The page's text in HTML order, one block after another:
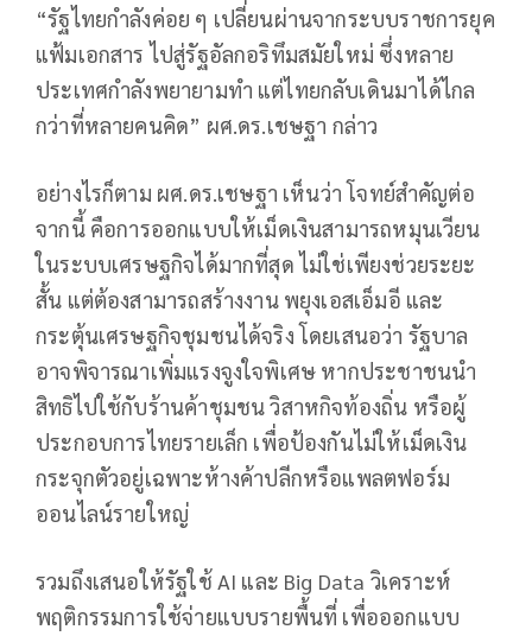
“รัฐไทยกำลังค่อย ๆ เปลี่ยนผ่านจากระบบราชการยุค
แฟ้มเอกสาร ไปสู่รัฐอัลกอริทึมสมัยใหม่ ซึ่งหลาย
ประเทศกำลังพยายามทำ แต่ไทยกลับเดินมาได้ไกล
กว่าที่หลายคนคิด” ผศ.ดร.เชษฐา กล่าว
อย่างไรก็ตาม ผศ.ดร.เชษฐา เห็นว่า โจทย์สำคัญต่อ
จากนี้ คือการออกแบบให้เม็ดเงินสามารถหมุนเวียน
ในระบบเศรษฐกิจได้มากที่สุด ไม่ใช่เพียงช่วยระยะ
สั้น แต่ต้องสามารถสร้างงาน พยุงเอสเอ็มอี และ
กระตุ้นเศรษฐกิจชุมชนได้จริง โดยเสนอว่า รัฐบาล
อาจพิจารณาเพิ่มแรงจูงใจพิเศษ หากประชาชนนำ
สิทธิไปใช้กับร้านค้าชุมชน วิสาหกิจท้องถิ่น หรือผู้
ประกอบการไทยรายเล็ก เพื่อป้องกันไม่ให้เม็ดเงิน
กระจุกตัวอยู่เฉพาะห้างค้าปลีกหรือแพลตฟอร์ม
ออนไลน์รายใหญ่
รวมถึงเสนอให้รัฐใช้ AI และ Big Data วิเคราะห์
พฤติกรรมการใช้จ่ายแบบรายพื้นที่ เพื่อออกแบบ